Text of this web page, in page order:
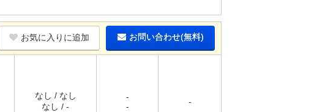
お気に入りに追加 お問い合わせ(無料)
なし / なし
なし / -
-
-
-